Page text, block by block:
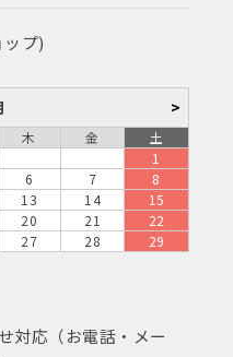
プ)
>
木 金
土
1
6 7
8
13 14
15
20 21
22
27 28
29
対応（お電話・メー